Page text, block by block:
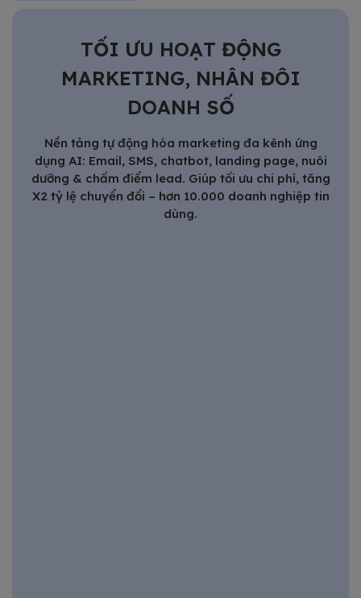
TỐI ƯU HOẠT ĐỘNG
MARKETING, NHÂN ĐÔI
DOANH SỐ
Nền tảng tự động hóa marketing đa kênh ứng
dụng AI: Email, SMS, chatbot, landing page, nuôi
dưỡng & chấm điểm lead. Giúp tối ưu chi phí, tăng
X2 tỷ lệ chuyển đổi – hơn 10.000 doanh nghiệp tin
dùng.